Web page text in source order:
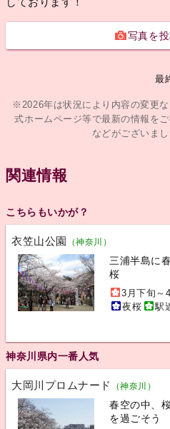
写真を
最
※2026年は状況により内容の変更
式ホームページ等で最新の情報を
などがございま
関連情報
こちらもいかが？
衣笠山公園 （神奈川）
三浦半島に
桜
3月下旬～
夜桜
駅
神奈川県内一番人気
大岡川プロムナード （神奈川）
春空の中、
を過ごそう